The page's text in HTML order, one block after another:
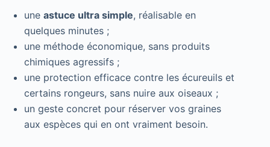
une astuce ultra simple, réalisable en
quelques minutes ;
une méthode économique, sans produits
chimiques agressifs ;
une protection efficace contre les écureuils et
certains rongeurs, sans nuire aux oiseaux ;
un geste concret pour réserver vos graines
aux espèces qui en ont vraiment besoin.